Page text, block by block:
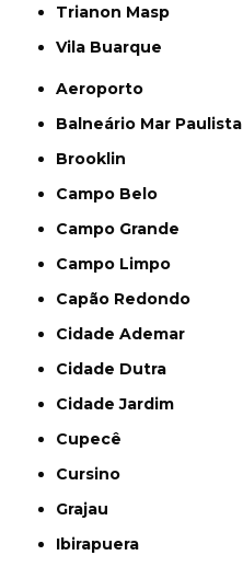
Trianon Masp
Vila Buarque
Aeroporto
Balneário Mar Paulista
Brooklin
Campo Belo
Campo Grande
Campo Limpo
Capão Redondo
Cidade Ademar
Cidade Dutra
Cidade Jardim
Cupecê
Cursino
Grajau
Ibirapuera